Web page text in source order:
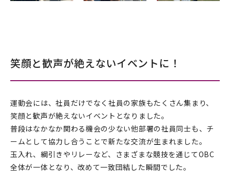
笑顔と歓声が絶えないイベントに！
運動会には、社員だけでなく社員の家族もたくさん集まり、
笑顔と歓声が絶えないイベントとなりました。
普段はなかなか関わる機会の少ない他部署の社員同士も、チ
ームとして協力し合うことで新たな交流が生まれました。
玉入れ、綱引きやリレーなど、さまざまな競技を通じてOBC
全体が一体となり、改めて一致団結した瞬間でした。